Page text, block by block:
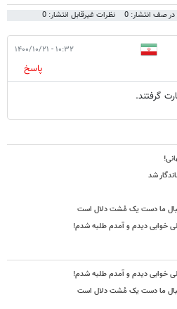
صف انتشار: 0 نظرات غیرقابل انتشار: 0
۱۰:۳۲ - ۱۴۰۰/۱۰/۲۱
پاسخ
گرفتند.
شد
ما دست یک مُشت دلال است
خوابی دیدم و آمدم طلبه شدم!
خوابی دیدم و آمدم طلبه شدم!
ما دست یک مُشت دلال است